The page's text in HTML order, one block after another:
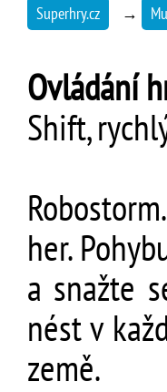
Superhry.cz →
Ovládání
Shift,
her.
a snažte
nést v
země.